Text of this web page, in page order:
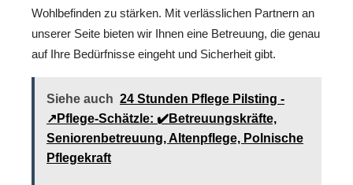
Wohlbefinden zu stärken. Mit verlässlichen Partnern an
unserer Seite bieten wir Ihnen eine Betreuung, die genau
auf Ihre Bedürfnisse eingeht und Sicherheit gibt.
Siehe auch 24 Stunden Pflege Pilsting -
↗️Pflege-Schätzle: ✔️Betreuungskräfte,
Seniorenbetreuung, Altenpflege, Polnische
Pflegekraft